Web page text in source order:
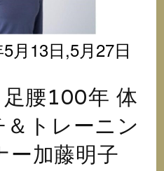
ラ
ム月13日,5月27日
腰100年 体
トレーニン
ー加藤明子